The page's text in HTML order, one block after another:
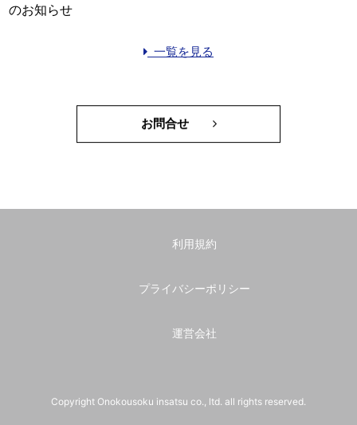
のお知らせ
一覧を見る
お問合せ
利用規約
プライバシーポリシー
運営会社
Copyright Onokousoku insatsu co., ltd. all rights reserved.